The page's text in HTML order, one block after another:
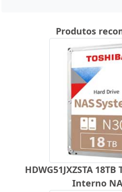
Produtos
HDWG51JXZSTA
Interno